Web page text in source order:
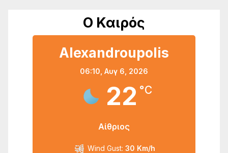
Ο Καιρός
Alexandroupolis
06:10, Αυγ 6, 2026
22 °C
Αίθριος
Wind Gust: 30 Km/h